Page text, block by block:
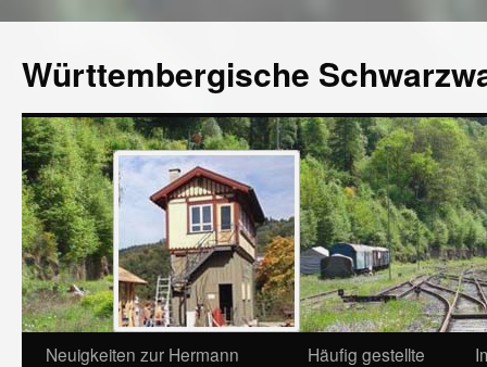
Württembergische
Neuigkeiten zur Hermann
Häufig gestellte